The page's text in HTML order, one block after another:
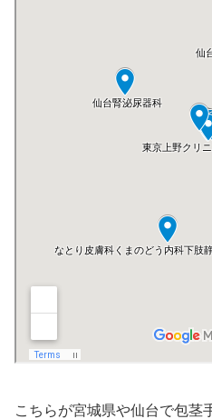
こちらが宮城県や仙台で包茎